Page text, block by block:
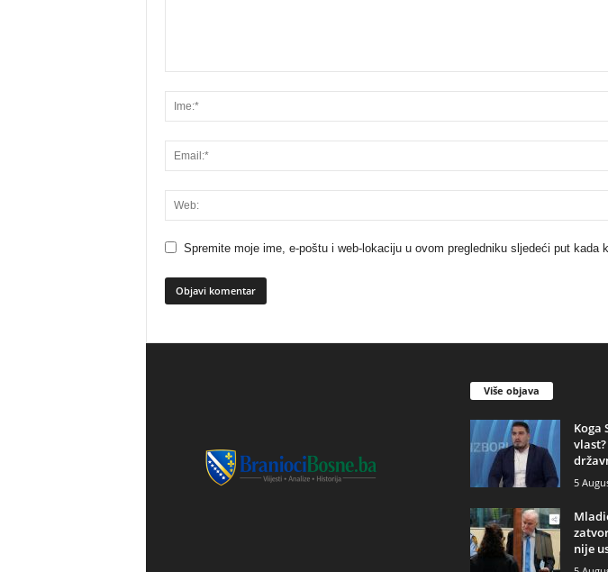
Spremite moje ime, e-poštu i web-lokaciju u ovom pregledniku sljedeći put kada
Više objava
​Koga
5
nije